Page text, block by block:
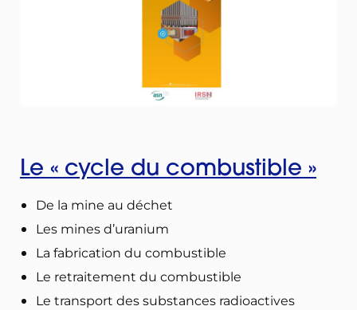
Le « cycle du combustible »
De la mine au déchet
Les mines d’uranium
La fabrication du combustible
Le retraitement du combustible
Le transport des substances radioactives